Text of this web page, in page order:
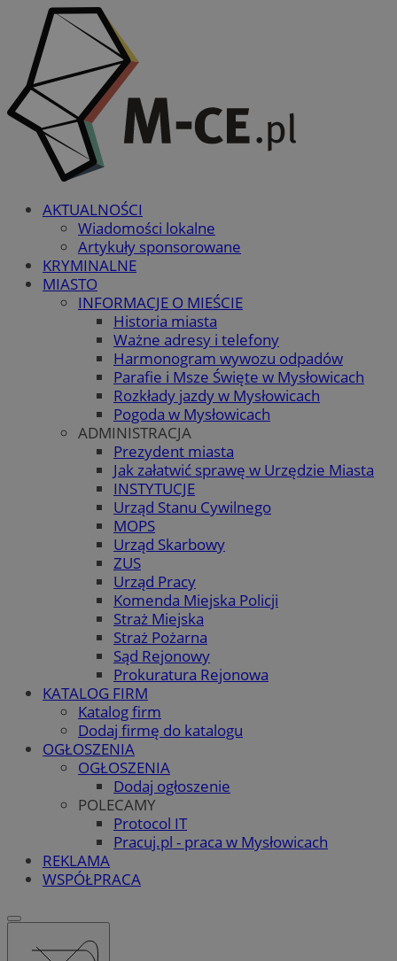
AKTUALNOŚCI
Wiadomości lokalne
Artykuły sponsorowane
KRYMINALNE
MIASTO
INFORMACJE O MIEŚCIE
Historia miasta
Ważne adresy i telefony
Harmonogram wywozu odpadów
Parafie i Msze Święte w Mysłowicach
Rozkłady jazdy w Mysłowicach
Pogoda w Mysłowicach
ADMINISTRACJA
Prezydent miasta
Jak załatwić sprawę w Urzędzie Miasta
INSTYTUCJE
Urząd Stanu Cywilnego
MOPS
Urząd Skarbowy
ZUS
Urząd Pracy
Komenda Miejska Policji
Straż Miejska
Straż Pożarna
Sąd Rejonowy
Prokuratura Rejonowa
KATALOG FIRM
Katalog firm
Dodaj firmę do katalogu
OGŁOSZENIA
OGŁOSZENIA
Dodaj ogłoszenie
POLECAMY
Protocol IT
Pracuj.pl - praca w Mysłowicach
REKLAMA
WSPÓŁPRACA